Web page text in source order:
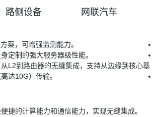
路侧设备 网联汽车
案，可增强监测能力。
定制的强大服务器级性能。
L2到路由器的无缝集成，支持从边缘到核心基
达10G）传输。
捷的计算能力和通信能力，实现无缝集成。